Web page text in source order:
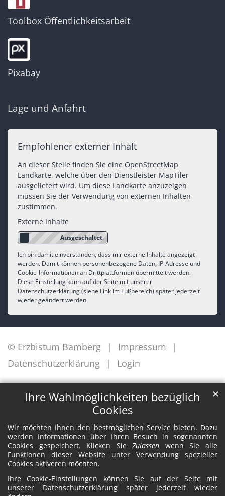
Ihre Wahlmöglichkeiten bezüglich
Cookies
Wir möchten Ihnen den bestmöglichen Service bieten. Dazu
werden Informationen über Ihren Besuch in sogenannten
Cookies gespeichert. Klicken SieZulassen wenn Sie alle
Funktionen dieser Website unter Verwendung spezieller
Cookies aktiveren möchten.
Ihre Cookie-Einstellungen können Sie auf der Seite mit
unserer Datenschutzerklärung später jederzeit wieder
✕
Toolbox Öffentlichkeitsarbeit
Pixabay
Lage und Anfahrt
Empfohlener externer Inhalt
An dieser Stelle finden Sie eine OpenStreetMap
Landkarte, welche über den Dienstleister MapTiler
ausgeliefert wird. Um diese Landkarte anzuzeigen
müssen Sie der Verwendung von externen Inhalten
zustimmen.
Externe Inhalte
Ich bin damit einverstanden, dass mir externe Inhalte angezeigt
werden. Damit können personenbezogene Daten, IP-Adresse und
Cookie-Informationen an Drittplattformen übermittelt werden.
Diese Einstellung kann auf der Seite mit unserer
Datenschutzerklärung (siehe Link im Fußbereich) später jederzeit
wieder geändert werden.
© Erzbistum Bamberg
Impressum
Datenschutzerklärung
Login